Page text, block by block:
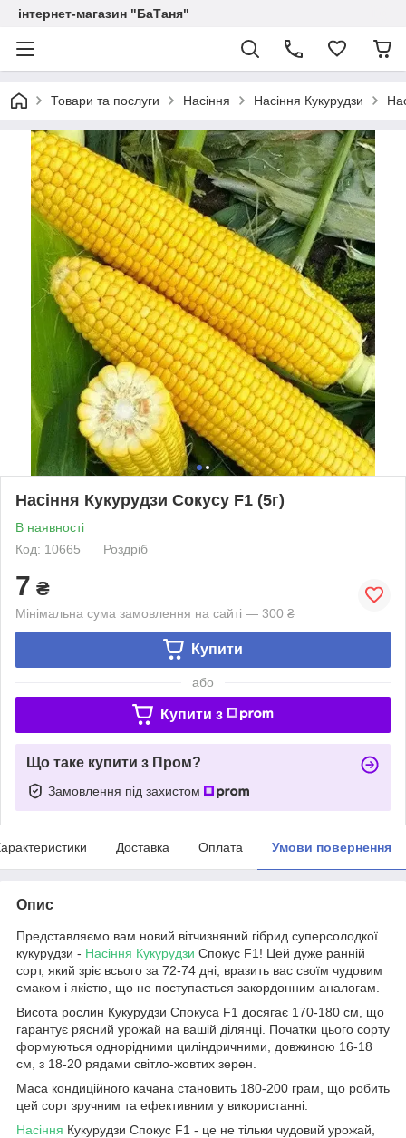
інтернет-магазин "БаТаня"
Товари та послуги Насіння Насіння Кукурудзи
Насіння Кукурудзи Сокусу F1 (5г)
В наявності
Код: 10665
Роздріб
7 ₴
Мінімальна сума замовлення на сайті — 300 ₴
Купити
або
Купити з
Що таке купити з Пром?
Замовлення під захистом
Доставка Оплата Умови повернення
Опис
Представляємо вам новий вітчизняний гібрид суперсолодкої
кукурудзи - Насіння Кукурудзи Спокус F1! Цей дуже ранній
сорт, який зріє всього за 72-74 дні, вразить вас своїм чудовим
смаком і якістю, що не поступається закордонним аналогам.
Висота рослин Кукурудзи Спокуса F1 досягає 170-180 см, що
гарантує рясний урожай на вашій ділянці. Початки цього сорту
формуються однорідними циліндричними, довжиною 16-18
см, з 18-20 рядами світло-жовтих зерен.
Маса кондиційного качана становить 180-200 грам, що робить
цей сорт зручним та ефективним у використанні.
Насіння Кукурудзи Спокус F1 - це не тільки чудовий урожай,